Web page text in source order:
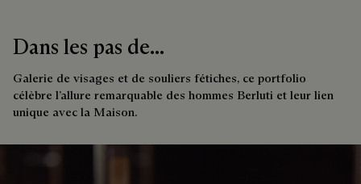
Dans les pas de...
Galerie de visages et de souliers fétiches, ce portfolio
célèbre l’allure remarquable des hommes Berluti et leur lien
unique avec la Maison.